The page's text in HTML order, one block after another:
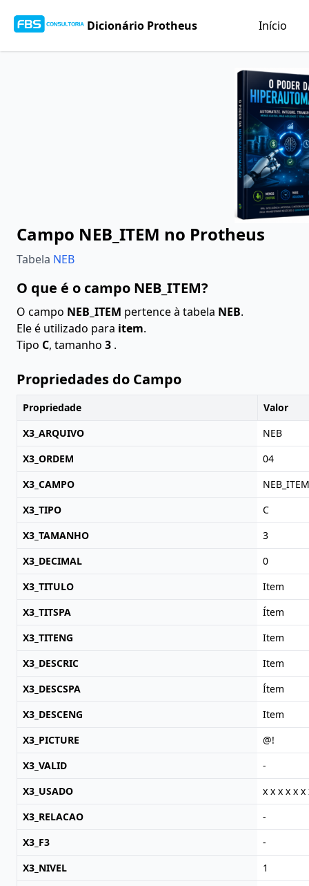
Dicionário Protheus Início
Campo NEB_ITEM no Protheus
Tabela NEB
O que é o campo NEB_ITEM?
O campo NEB_ITEM pertence à tabela NEB.
Ele é utilizado para item.
Tipo C, tamanho 3 .
Propriedades do Campo
Propriedade
Valor
X3_ARQUIVO
NEB
X3_ORDEM
04
X3_CAMPO
NEB_ITEM
X3_TIPO
C
X3_TAMANHO
3
X3_DECIMAL
0
X3_TITULO
Item
X3_TITSPA
Ítem
X3_TITENG
Item
X3_DESCRIC
Item
X3_DESCSPA
Ítem
X3_DESCENG
Item
X3_PICTURE
@!
X3_VALID
-
X3_USADO
x x x x x x
X3_RELACAO
-
X3_F3
-
X3_NIVEL
1